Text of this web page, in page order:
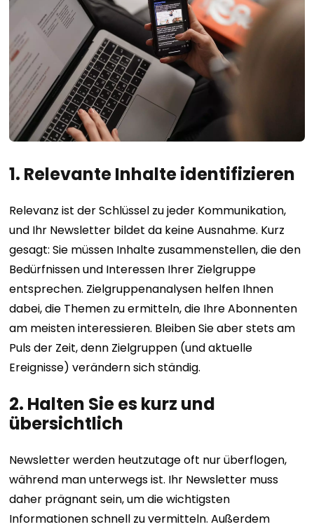
1. Relevante Inhalte identifizieren
Relevanz ist der Schlüssel zu jeder Kommunikation,
und Ihr Newsletter bildet da keine Ausnahme. Kurz
gesagt: Sie müssen Inhalte zusammenstellen, die den
Bedürfnissen und Interessen Ihrer Zielgruppe
entsprechen. Zielgruppenanalysen helfen Ihnen
dabei, die Themen zu ermitteln, die Ihre Abonnenten
am meisten interessieren. Bleiben Sie aber stets am
Puls der Zeit, denn Zielgruppen (und aktuelle
Ereignisse) verändern sich ständig.
2. Halten Sie es kurz und
übersichtlich
Newsletter werden heutzutage oft nur überflogen,
während man unterwegs ist. Ihr Newsletter muss
daher prägnant sein, um die wichtigsten
Informationen schnell zu vermitteln. Außerdem